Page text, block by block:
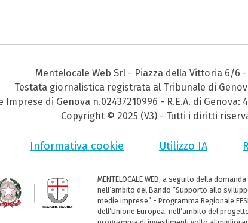
Mentelocale Web Srl - Piazza della Vittoria 6/6
Testata giornalistica registrata al Tribunale di
di Genova n.02437210996 - R.E.A. di Genova:
Copyright © 2025 (V3) - Tutti i diritti
Informativa cookie Utilizzo IA
MENTELOCALE WEB, a seguito della
nell’ambito del Bando “Supporto allo
medie imprese” - Programma Regionale
dell’Unione Europea, nell’ambito del